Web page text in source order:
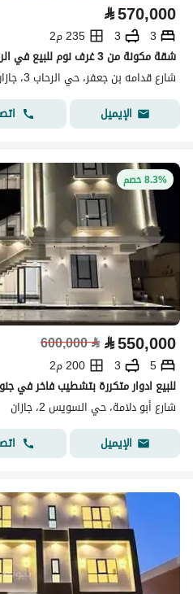
⃁570,000
3
3
235 م2
شقة مكونة من 3 غرف نوم للبيع في الرحاب 3، جازان
شارع قدامه بن جعفر، حي الرحاب 3، جازان
الإيميل
8.3% خصم
⃁550,000
⃁
600,000
5
3
200 م2
للبيع ادوار متكررة بتشطيب فاخر في
شارع أبو دلامة، حي السويس 2، جازان
الإيميل